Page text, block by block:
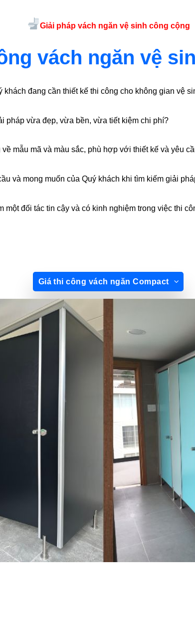
Giải pháp vách ngăn vệ sinh công cộng
vách ngăn vệ
khách đang cần thiết kế thi công cho không gian vệ
pháp vừa đẹp, vừa bền, vừa tiết kiệm chi phí?
mẫu mã và màu sắc, phù hợp với thiết kế và yêu
và mong muốn của Quý khách khi tìm kiếm giải
một đối tác tin cậy và có kinh nghiệm trong việc thi
Giá thi công vách ngăn Compact